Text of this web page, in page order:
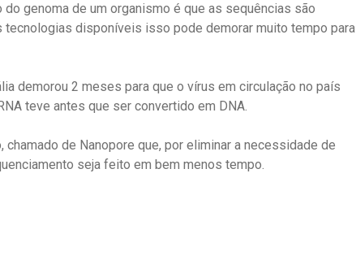
genoma de um organismo é que as sequências são
disponíveis isso pode demorar muito tempo para
demorou 2 meses para que o vírus em circulação no país
teve antes que ser convertido em DNA.
de Nanopore que, por eliminar a necessidade de
seja feito em bem menos tempo.